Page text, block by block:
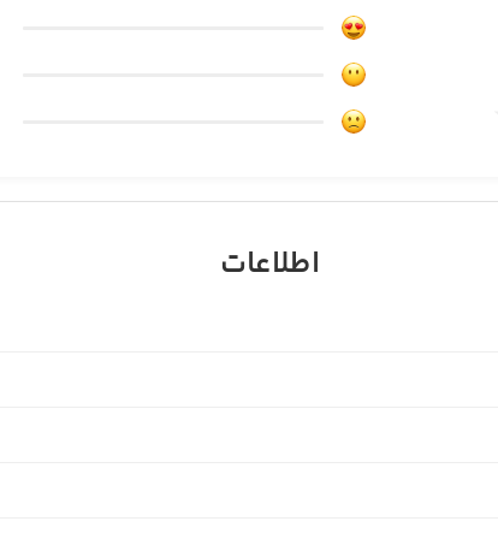
Merge
Your comical
Feel the
This
اطلاعات